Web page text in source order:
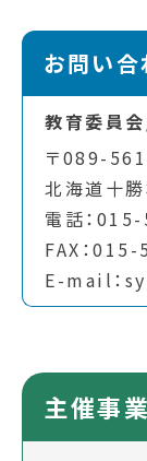
お問い合
教育委員
〒089-
北海道十
電話：
FAX：
E-mail：
主催事業